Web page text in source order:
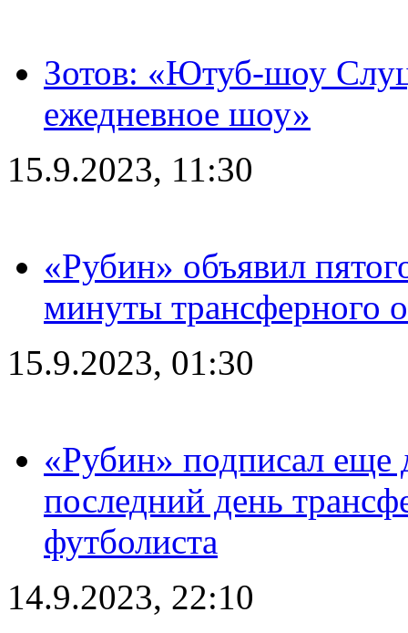
Зотов: «Ютуб-шоу
ежедневное шоу»
15.9.2023, 11:30
«Рубин» объявил
минуты трансферного
15.9.2023, 01:30
«Рубин» подписал еще
последний день
футболиста
14.9.2023, 22:10